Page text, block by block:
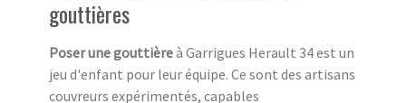
gouttières
Poser une gouttièreà Garrigues Herault 34 est un
jeu d'enfant pour leur équipe. Ce sont des artisans
couvreurs expérimentés, capables